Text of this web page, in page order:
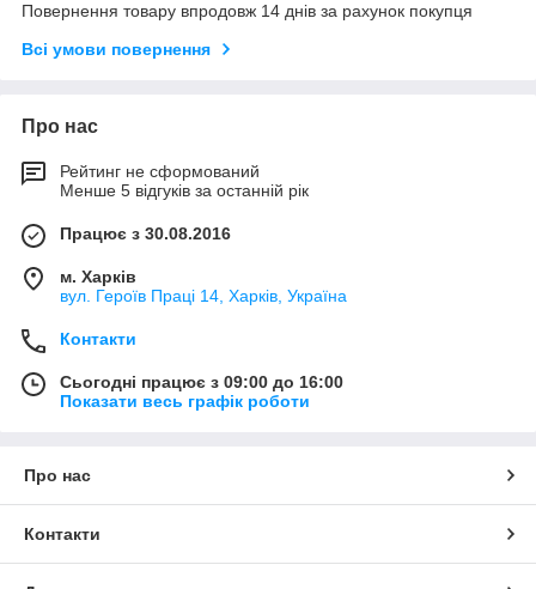
Повернення товару впродовж 14 днів за рахунок покупця
Всі умови повернення
Про нас
Рейтинг не сформований
Менше 5 відгуків за останній рік
Працює з 30.08.2016
м. Харків
вул. Героїв Праці 14, Харків, Україна
Контакти
Сьогодні працює з 09:00 до 16:00
Показати весь графік роботи
Про нас
Контакти